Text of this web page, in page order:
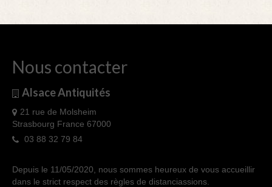
Nous contacter
Alsace Antiquités
21 rue de Molsheim
Strasbourg France 67000
03 88 32 79 84
Depuis le 11/05/2020, nous sommes heureux de vous accueillir
dans le strict respect des règles de distanciassions.